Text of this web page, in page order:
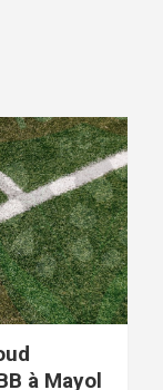
à Mayol